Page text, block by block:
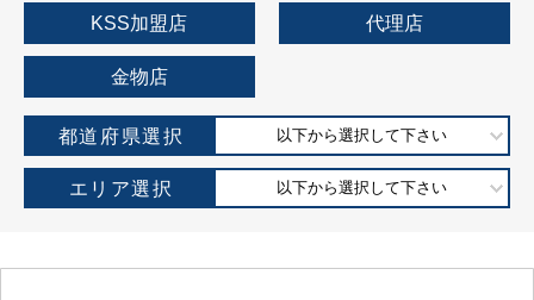
KSS加盟店 代理店
金物店
都道府県選択 以下から選択して下さい
エリア選択 以下から選択して下さい